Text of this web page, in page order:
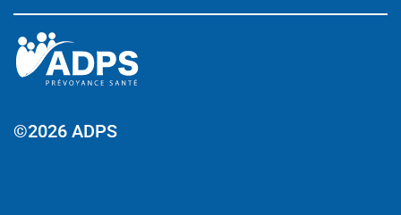
©2026 ADPS